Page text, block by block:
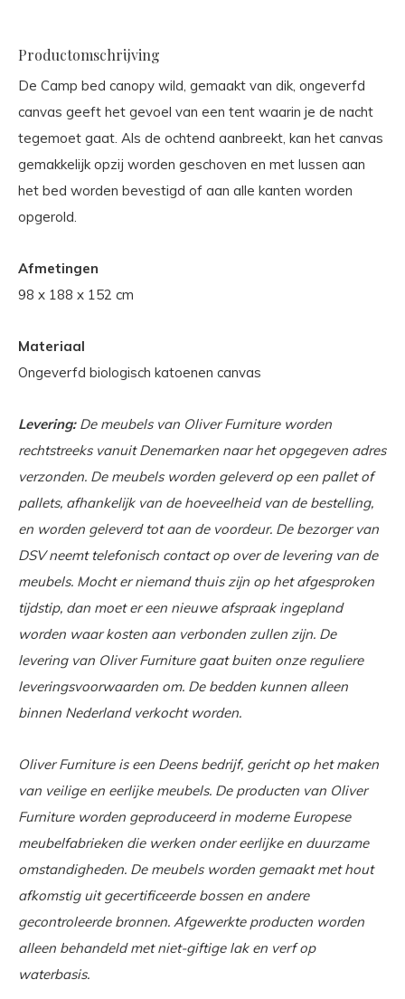
Productomschrijving
De Camp bed canopy wild, gemaakt van dik, ongeverfd
canvas geeft het gevoel van een tent waarin je de nacht
tegemoet gaat. Als de ochtend aanbreekt, kan het canvas
gemakkelijk opzij worden geschoven en met lussen aan
het bed worden bevestigd of aan alle kanten worden
opgerold.
Afmetingen
98 x 188 x 152 cm
Materiaal
Ongeverfd biologisch katoenen canvas
Levering:De meubels van Oliver Furniture worden
rechtstreeks vanuit Denemarken naar het opgegeven adres
verzonden. De meubels worden geleverd op een pallet of
pallets, afhankelijk van de hoeveelheid van de bestelling,
en worden geleverd tot aan de voordeur. De bezorger van
DSV neemt telefonisch contact op over de levering van de
meubels. Mocht er niemand thuis zijn op het afgesproken
tijdstip, dan moet er een nieuwe afspraak ingepland
worden waar kosten aan verbonden zullen zijn. De
levering van Oliver Furniture gaat buiten onze reguliere
leveringsvoorwaarden om. De bedden kunnen alleen
binnen Nederland verkocht worden.
Oliver Furniture is een Deens bedrijf, gericht op het maken
van veilige en eerlijke meubels. De producten van Oliver
Furniture worden geproduceerd in moderne Europese
meubelfabrieken die werken onder eerlijke en duurzame
omstandigheden. De meubels worden gemaakt met hout
afkomstig uit gecertificeerde bossen en andere
gecontroleerde bronnen. Afgewerkte producten worden
alleen behandeld met niet-giftige lak en verf op
waterbasis.